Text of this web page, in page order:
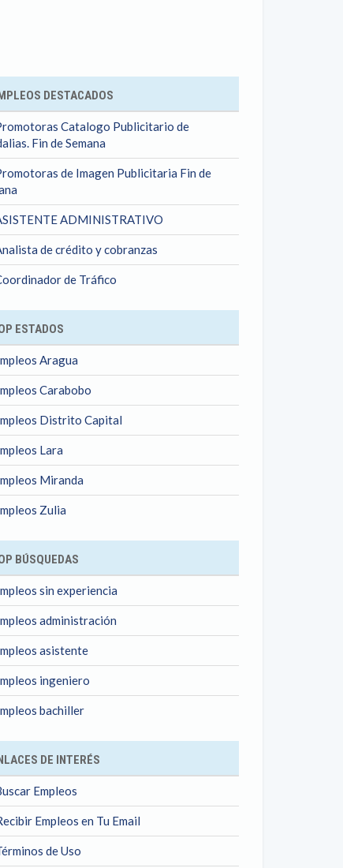
DESTACADOS
Catalogo Publicitario de
Fin de Semana
de Imagen Publicitaria Fin de
ADMINISTRATIVO
de crédito y cobranzas
de Tráfico
ESTADOS
Aragua
Carabobo
Distrito Capital
Lara
Miranda
Zulia
BÚSQUEDAS
sin experiencia
administración
asistente
ingeniero
bachiller
DE INTERÉS
Empleos
Empleos en Tu Email
de Uso